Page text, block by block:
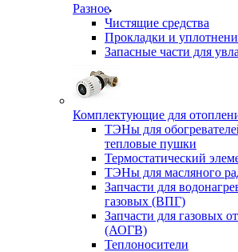
Разное
Чистящие средства
Прокладки и
Запасные части для
Комплектующие для
ТЭНы для
тепловые пушки
Термостатический
ТЭНы для масляного
Запчасти для
газовых (ВПГ)
Запчасти для газовых
(АОГВ)
Теплоносители